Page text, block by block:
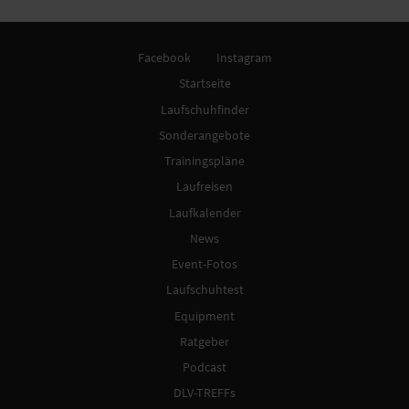
Facebook
Instagram
Startseite
Laufschuhfinder
Sonderangebote
Trainingspläne
Laufreisen
Laufkalender
News
Event-Fotos
Laufschuhtest
Equipment
Ratgeber
Podcast
DLV-TREFFs